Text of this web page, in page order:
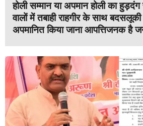
होली सम्मान या अपमान होली का
वालों में तबाही राहगीर के साथ
अपमानित किया जाना आपत्तिजनक है